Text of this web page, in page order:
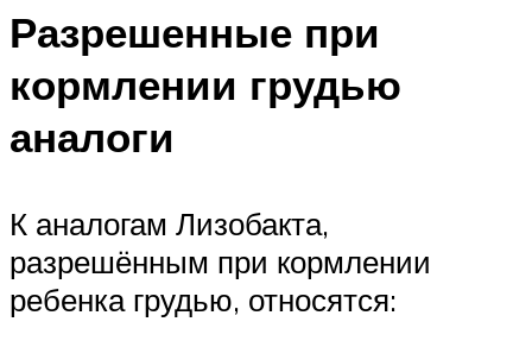
Разрешенные при
кормлении грудью
аналоги
К аналогам Лизобакта,
разрешённым при кормлении
ребенка грудью, относятся: